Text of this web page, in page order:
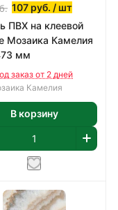
107 руб. / шт
ПВХ на клеевой
Мозаика Камелия
мм
заказ от 2 дней
Камелия
В корзину